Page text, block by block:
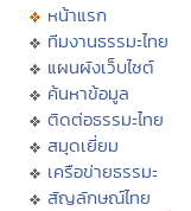
หน้าแรก
ทีมงานธรรมะไทย
แผนผังเว็บไซต์
ค้นหาข้อมูล
ติดต่อธรรมะไทย
สมุดเยี่ยม
เครือข่ายธรรมะ
สัญลักษณ์ไทย